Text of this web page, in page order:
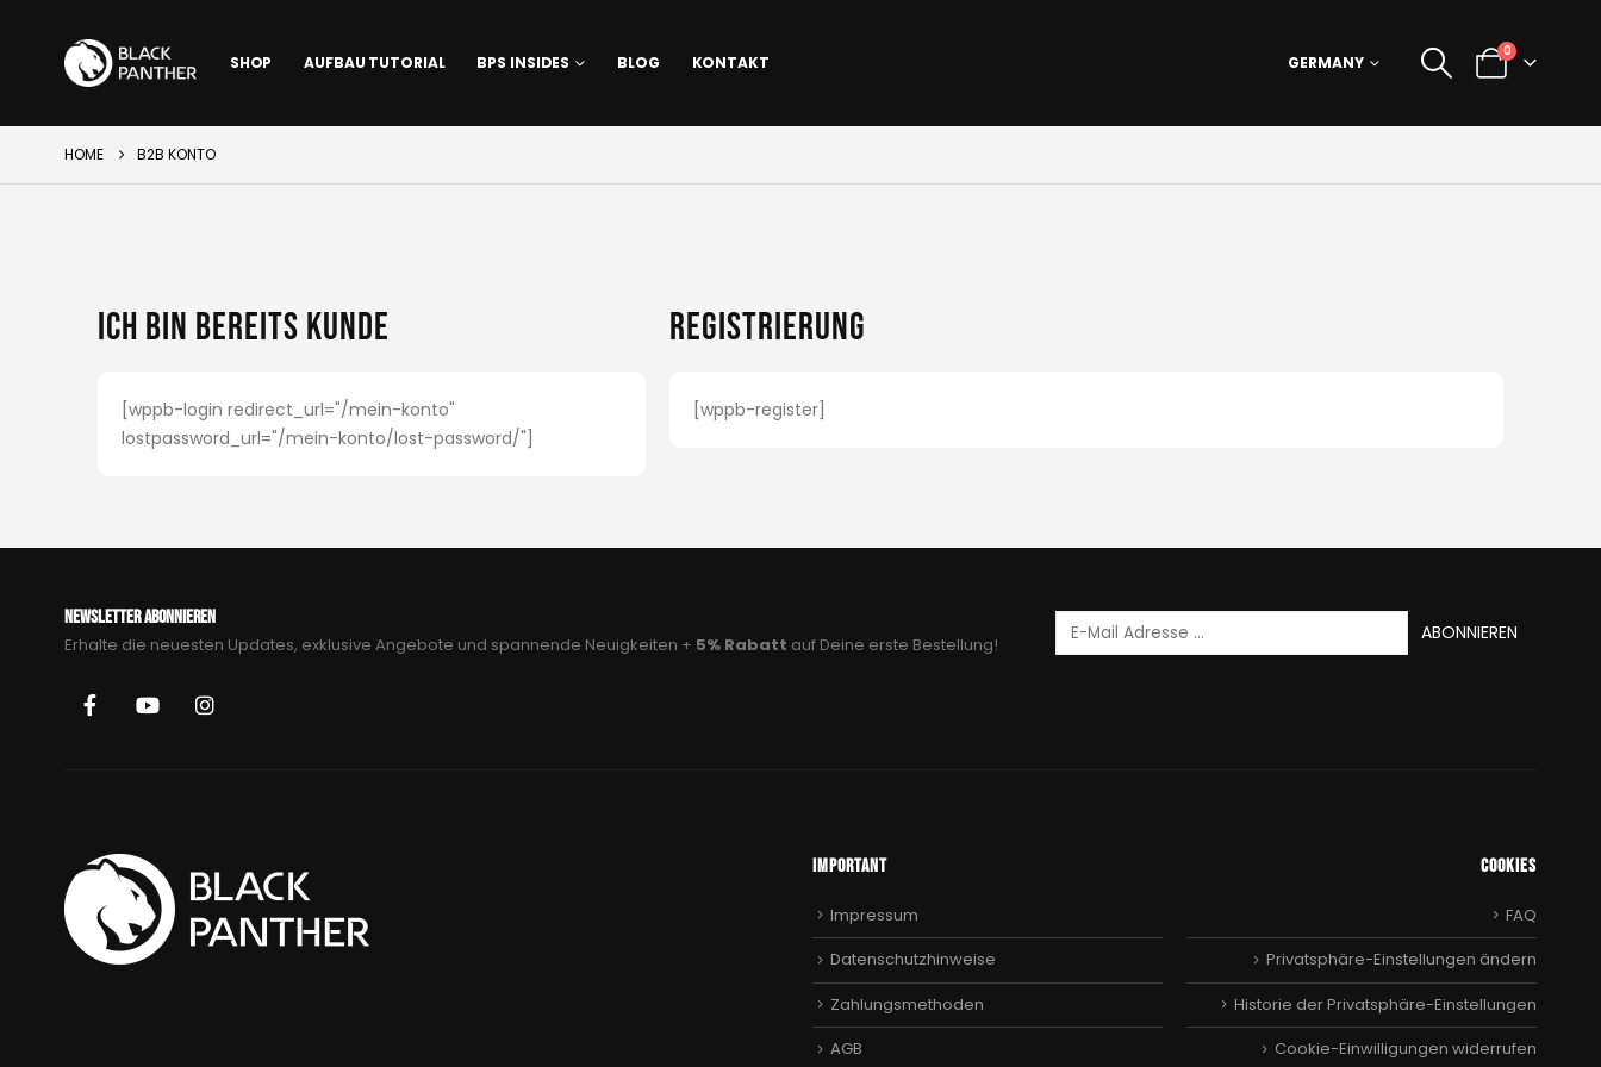
SHOP AUFBAU TUTORIAL BPS INSIDES BLOG KONTAKT GERMANY
0
HOME B2B KONTO
Ich bin bereits Kunde
[wppb-login redirect_url="/mein-konto"
lostpassword_url="/mein-konto/lost-password/"]
Registrierung
[wppb-register]
NEWSLETTER ABONNIEREN
Erhalte die neuesten Updates, exklusive Angebote und spannende Neuigkeiten + 5% Rabatt auf Deine erste Bestellung!
Important
Impressum
Datenschutzhinweise
Zahlungsmethoden
AGB
Cookies
FAQ
Privatsphäre-Einstellungen ändern
Historie der Privatsphäre-Einstellungen
Cookie-Einwilligungen widerrufen